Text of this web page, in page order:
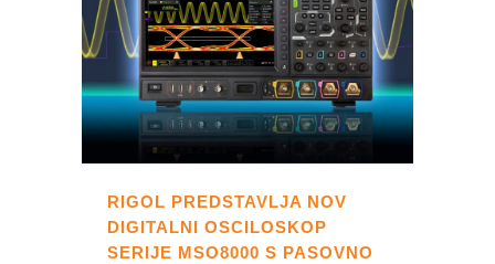
RIGOL PREDSTAVLJA NOV
DIGITALNI OSCILOSKOP
SERIJE MSO8000 S PASOVNO